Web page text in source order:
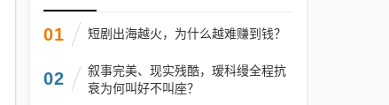
01 短剧出海越火，为什么越难赚到钱？
02
叙事完美、现实残酷，瑷科缦全程抗
衰为何叫好不叫座？